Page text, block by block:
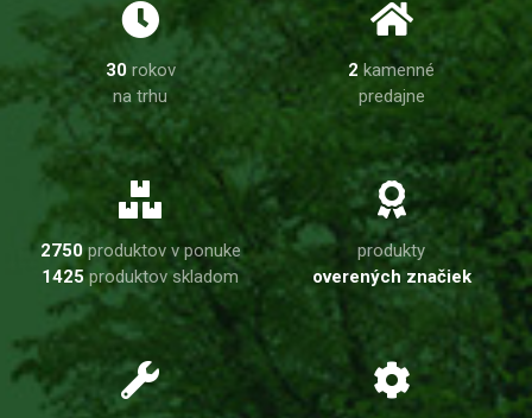
30rokov
na trhu
2 kamenné
predajne
2750produktov v ponuke
1425produktov skladom
produkty
overených značiek